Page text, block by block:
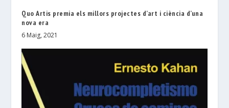
Quo Artis premia els millors projectes d’art i ciència d’una
nova era
6 Maig, 2021